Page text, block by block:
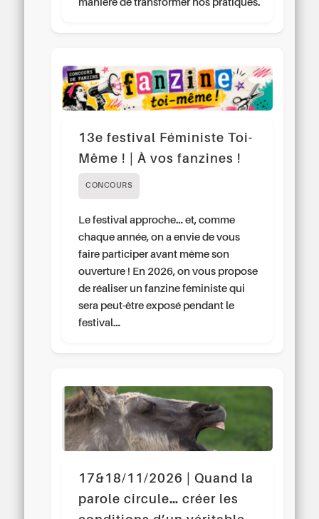
manière de transformer nos pratiques.
13e festival Féministe Toi-
Même ! | À vos fanzines !
CONCOURS
Le festival approche… et, comme
chaque année, on a envie de vous
faire participer avant même son
ouverture ! En 2026, on vous propose
de réaliser un fanzine féministe qui
sera peut-être exposé pendant le
festival…
17&18/11/2026 | Quand la
parole circule… créer les